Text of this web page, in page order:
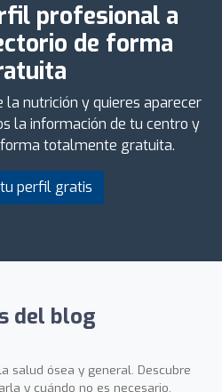
profesional a
de forma
la nutrición y quieres aparecer
la información de tu centro y
totalmente gratuita.
perfil gratis
del blog
salud ósea y general. Descubre
y cuándo no es necesario.